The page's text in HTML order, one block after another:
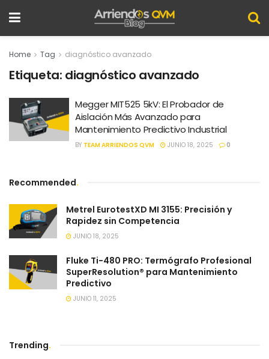
Home Tag diagnóstico avanzado
Etiqueta: diagnóstico avanzado
Megger MIT525 5kV: El Probador de
Aislación Más Avanzado para
Mantenimiento Predictivo Industrial
BY TEAM ARRIENDOS QVM JUNIO 18, 2025 0
Recommended.
Metrel EurotestXD MI 3155: Precisión y
Rapidez sin Competencia
JUNIO 18, 2025
Fluke Ti-480 PRO: Termógrafo Profesional
SuperResolution® para Mantenimiento
Predictivo
JUNIO 11, 2025
Trending.